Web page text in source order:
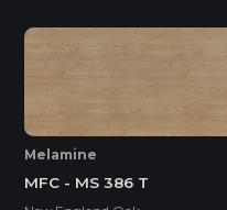
Melamine
MFC - MS 386 T